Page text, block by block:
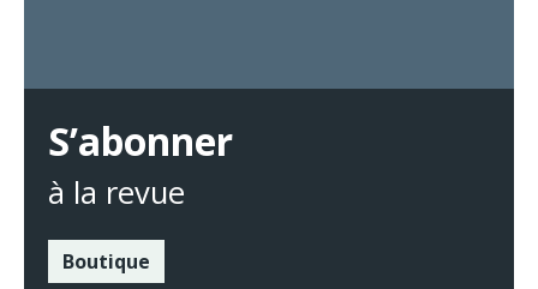
S’abonner
à la revue
Boutique